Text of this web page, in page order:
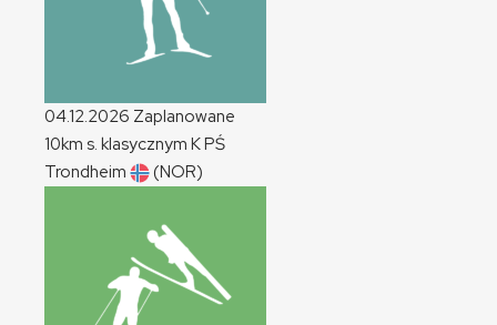
04.12.2026 Zaplanowane
10km s. klasycznym KPŚ
Trondheim
(NOR)